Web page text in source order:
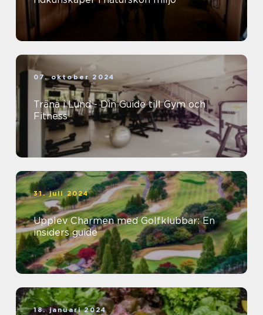
07. oktober 2024
Träna i Lund - Din Guide till Gym och
Fitness
31. juli 2024
Upplev Charmen med Golfklubbar: En
insiders guide
18. januari 2024